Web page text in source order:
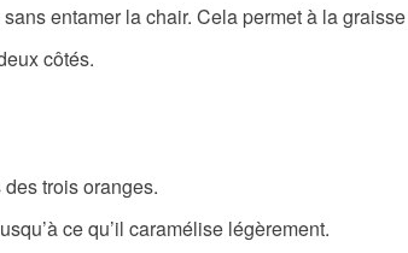
entamer la chair. Cela permet à la
côtés.
trois oranges.
ce qu’il caramélise légèrement.